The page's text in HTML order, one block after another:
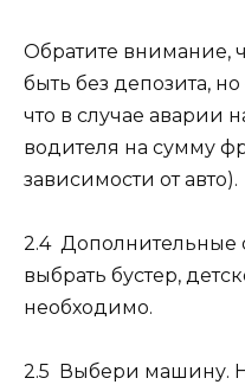
Обратите внимание,
быть без депозита,
что в случае аварии
водителя на сумму
зависимости от авто).
2.4 Дополнительные
выбрать бустер,
необходимо.
2.5 Выбери машину.